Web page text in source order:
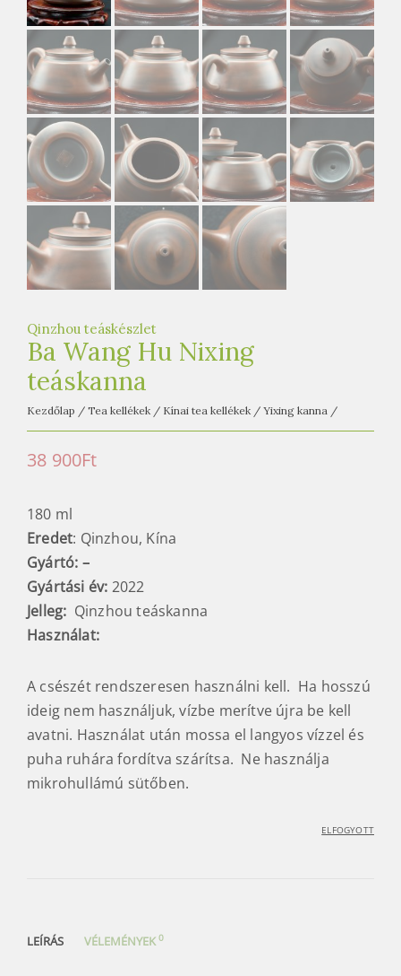
t
e
a
h
á
z
Qinzhou teáskészlet
Ba Wang Hu Nixing
teáskanna
Kezdőlap / Tea kellékek / Kínai tea kellékek / Yixing kanna /
38 900Ft
180 ml
Eredet: Qinzhou, Kína
Gyártó: –
Gyártási év: 2022
Jelleg: Qinzhou teáskanna
Használat:
A csészét rendszeresen használni kell. Ha hosszú
ideig nem használjuk, vízbe merítve újra be kell
avatni. Használat után mossa el langyos vízzel és
puha ruhára fordítva szárítsa. Ne használja
mikrohullámú sütőben.
ELFOGYOTT
LEÍRÁS VÉLEMÉNYEK0